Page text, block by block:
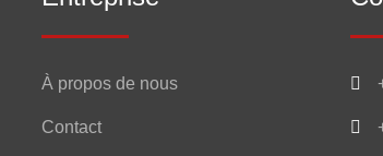
À propos de nous
Contact

